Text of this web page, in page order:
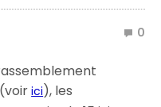
0
ici), les